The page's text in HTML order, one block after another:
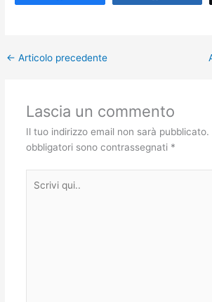
← Articolo precedente
Lascia un commento
Il tuo indirizzo email non sarà pubblicato.
obbligatori sono contrassegnati *
qui..